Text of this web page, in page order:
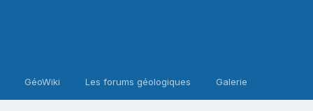
GéoWiki Les forums géologiques Galerie